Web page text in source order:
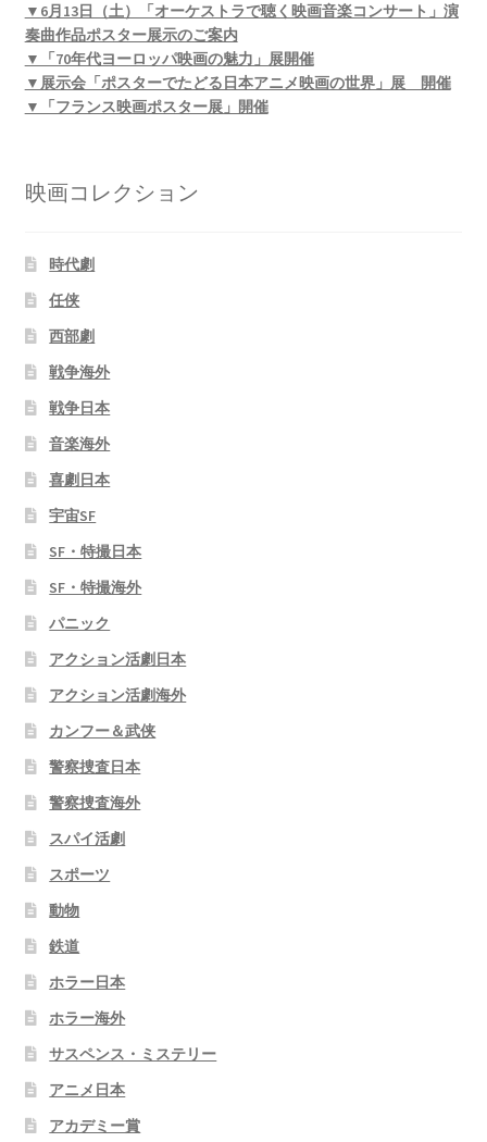
▼6月13日（土）「オーケストラで聴く映画音楽コンサート」演
奏曲作品ポスター展示のご案内
▼「70年代ヨーロッパ映画の魅力」展開催
▼展示会「ポスターでたどる日本アニメ映画の世界」展 開催
▼「フランス映画ポスター展」開催
映画コレクション
時代劇
任侠
西部劇
戦争海外
戦争日本
音楽海外
喜劇日本
宇宙SF
SF・特撮日本
SF・特撮海外
パニック
アクション活劇日本
アクション活劇海外
カンフー＆武侠
警察捜査日本
警察捜査海外
スパイ活劇
スポーツ
動物
鉄道
ホラー日本
ホラー海外
サスペンス・ミステリー
アニメ日本
アカデミー賞